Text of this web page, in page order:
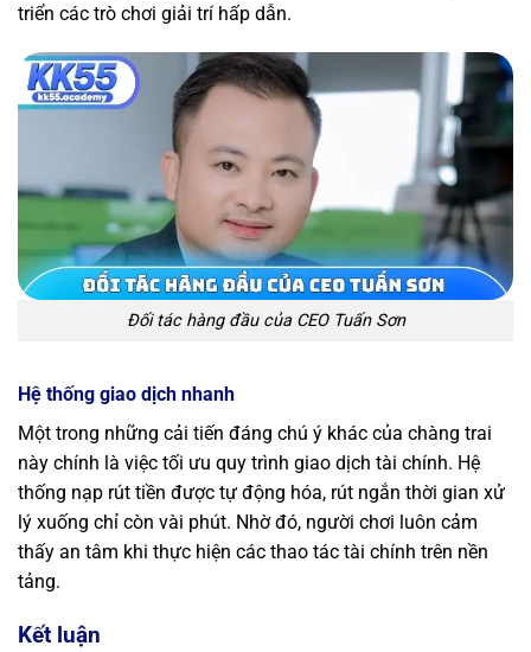
triển các trò chơi giải trí hấp dẫn.
Đối tác hàng đầu của CEO Tuấn Sơn
Hệ thống giao dịch nhanh
Một trong những cải tiến đáng chú ý khác của chàng trai
này chính là việc tối ưu quy trình giao dịch tài chính. Hệ
thống nạp rút tiền được tự động hóa, rút ngắn thời gian xử
lý xuống chỉ còn vài phút. Nhờ đó, người chơi luôn cảm
thấy an tâm khi thực hiện các thao tác tài chính trên nền
tảng.
Kết luận